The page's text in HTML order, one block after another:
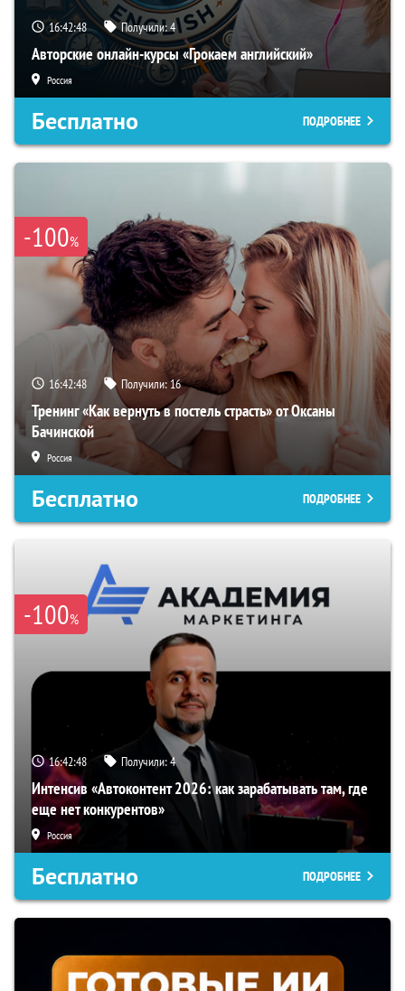
16:42:47 Получили:4
Авторские онлайн-курсы «Грокаем английский»
Россия
Бесплатно ПОДРОБНЕЕ
-100%
16:42:47 Получили:16
Тренинг «Как вернуть в постель страсть» от Оксаны
Бачинской
Россия
Бесплатно ПОДРОБНЕЕ
-100%
16:42:47 Получили:4
Интенсив «Автоконтент 2026: как зарабатывать там, где
еще нет конкурентов»
Россия
Бесплатно ПОДРОБНЕЕ